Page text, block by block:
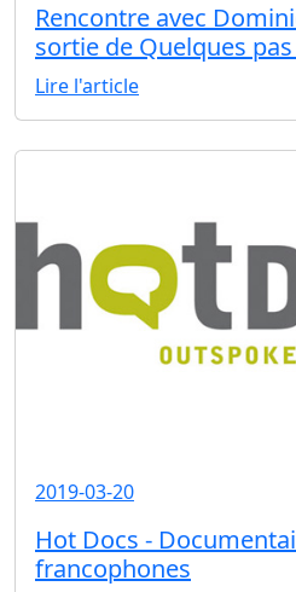
Rencontre avec
sortie de Quelques
Lire l'article
2019-03-20
Hot Docs -
francophones